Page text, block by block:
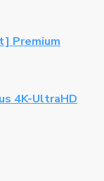
Premium
4K-UltraHD